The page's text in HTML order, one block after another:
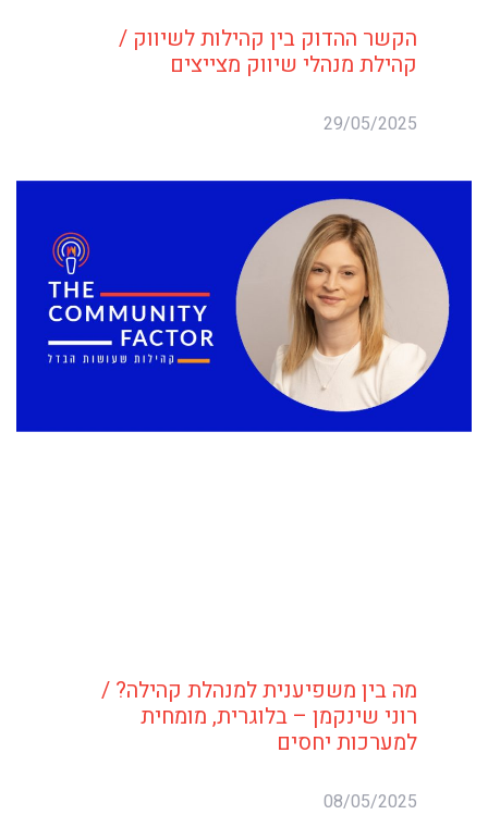
הקשר ההדוק בין קהילות לשיווק /
קהילת מנהלי שיווק מצייצים
29/05/2025
מה בין משפיענית למנהלת קהילה? /
רוני שינקמן – בלוגרית, מומחית
למערכות יחסים
08/05/2025